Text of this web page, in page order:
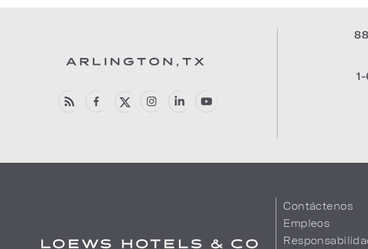
Contáctenos
Empleos